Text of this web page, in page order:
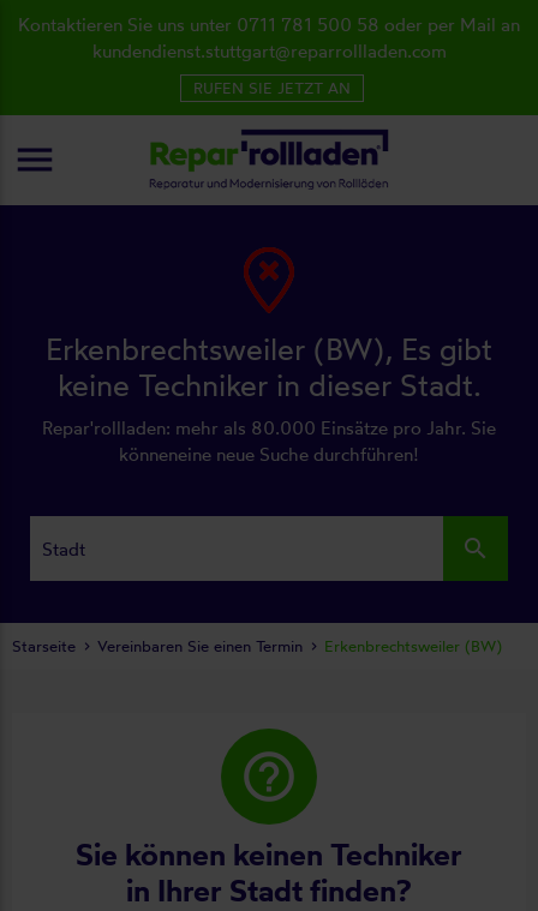
Erkenbrechtsweiler (BW), Es gibt
keine Techniker in dieser Stadt.
Repar'rollladen: mehr als 80.000 Einsätze pro Jahr. Sie
könneneine neue Suche durchführen!
search
help_outline
Sie können keinen Techniker
in Ihrer Stadt finden?
Starseite Vereinbaren Sie einen Termin Erkenbrechtsweiler (BW)
Kontaktieren Sie uns unter 0711 781 500 58 oder per Mail an
kundendienst.stuttgart@reparrollladen.com
RUFEN SIE JETZT AN
menu